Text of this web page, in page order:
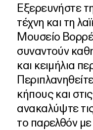
Εξερευνήστε
τέχνη και τη
Μουσείο
συναντούν
και κειμήλια
Περιπλανηθείτε
κήπους και στις
ανακαλύψτε
το παρελθόν με